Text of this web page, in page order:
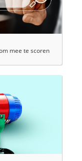
mee te scoren